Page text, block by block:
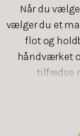
Når du
vælger du et
flot og
håndværket
tilfredse